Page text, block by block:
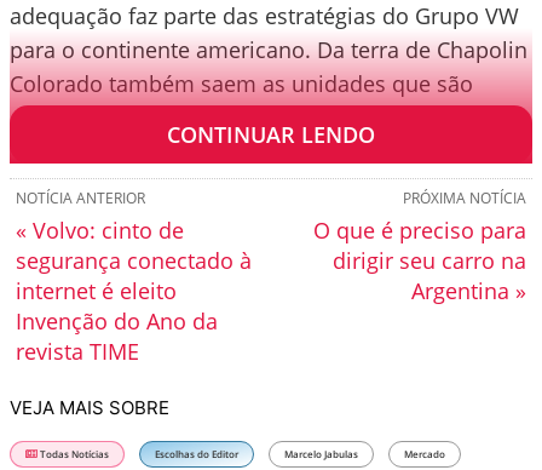
adequação faz parte das estratégias do Grupo VW
para o continente americano. Da terra de Chapolin
Colorado também saem as unidades que são
exportadas para os Estados Unidos.
CONTINUAR LENDO
PRÓXIMA NOTÍCIA
O que é preciso para
dirigir seu carro na
Argentina »
NOTÍCIA ANTERIOR
« Volvo: cinto de
segurança conectado à
internet é eleito
Invenção do Ano da
revista TIME
VEJA MAIS SOBRE
Todas Notícias Escolhas do Editor Marcelo Jabulas Mercado